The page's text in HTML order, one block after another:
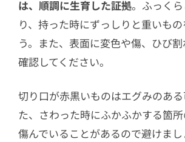
は、順調に生育した証拠。ふっく
り、持った時にずっしりと重いも
う。また、表面に変色や傷、ひび
確認してください。
切り口が赤黒いものはエグみのあ
た、さわった時にふかふかする箇
傷んでいることがあるので避けまし